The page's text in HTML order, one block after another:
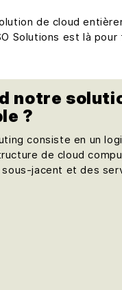
de cloud
Solutions est là
notre
?
consiste en un
de cloud
jacent et des